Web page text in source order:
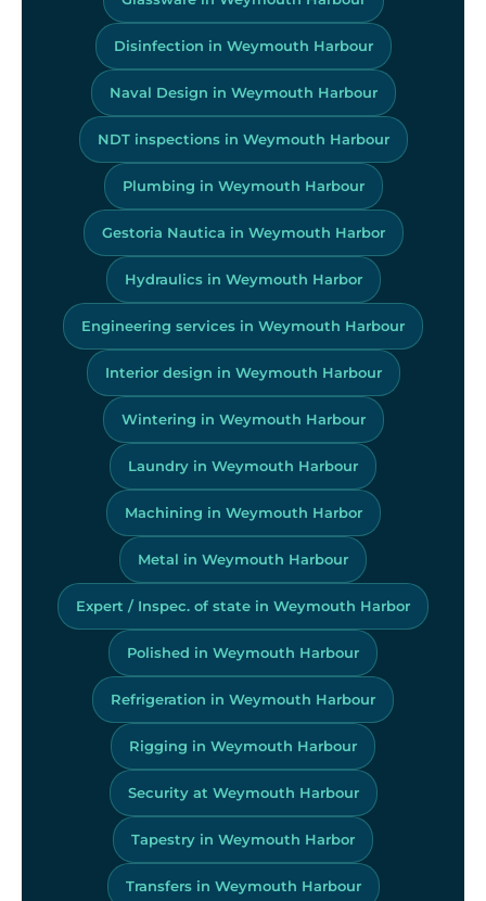
Disinfection in Weymouth Harbour
Naval Design in Weymouth Harbour
NDT inspections in Weymouth Harbour
Plumbing in Weymouth Harbour
Gestoria Nautica in Weymouth Harbor
Hydraulics in Weymouth Harbor
Engineering services in Weymouth Harbour
Interior design in Weymouth Harbour
Wintering in Weymouth Harbour
Laundry in Weymouth Harbour
Machining in Weymouth Harbor
Metal in Weymouth Harbour
Expert / Inspec. of state in Weymouth Harbor
Polished in Weymouth Harbour
Refrigeration in Weymouth Harbour
Rigging in Weymouth Harbour
Security at Weymouth Harbour
Tapestry in Weymouth Harbor
Transfers in Weymouth Harbour